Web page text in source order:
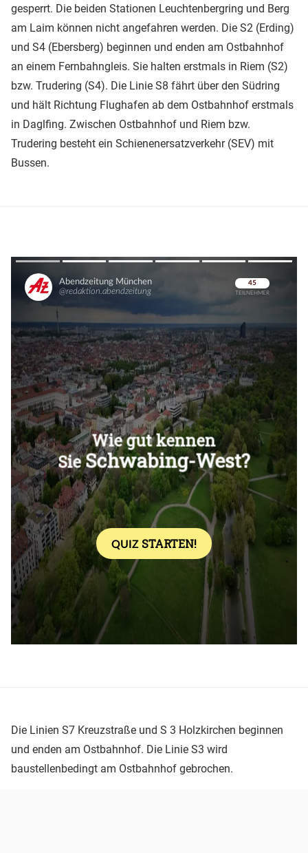
gesperrt. Die beiden Stationen Leuchtenbergring und Berg
am Laim können nicht angefahren werden. Die S2 (Erding)
und S4 (Ebersberg) beginnen und enden am Ostbahnhof
an einem Fernbahngleis. Sie halten erstmals in Riem (S2)
bzw. Trudering (S4). Die Linie S8 fährt über den Südring
und hält Richtung Flughafen ab dem Ostbahnhof erstmals
in Daglfing. Zwischen Ostbahnhof und Riem bzw.
Trudering besteht ein Schienenersatzverkehr (SEV) mit
Bussen.
Überspringen
Überspringen
Die Linien S7 Kreuzstraße und S 3 Holzkirchen beginnen
und enden am Ostbahnhof. Die Linie S3 wird
baustellenbedingt am Ostbahnhof gebrochen.